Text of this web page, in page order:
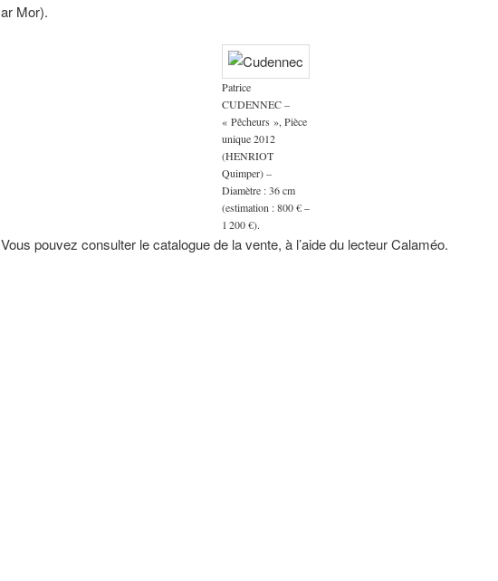
ar Mor).
Patrice
CUDENNEC –
« Pêcheurs », Pièce
unique 2012
(HENRIOT
Quimper) –
Diamètre : 36 cm
(estimation : 800 € –
1 200 €).
Vous pouvez consulter le catalogue de la vente, à l’aide du lecteur Calaméo.